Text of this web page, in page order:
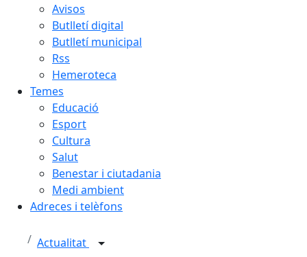
Avisos
Butlletí digital
Butlletí municipal
Rss
Hemeroteca
Temes
Educació
Esport
Cultura
Salut
Benestar i ciutadania
Medi ambient
Adreces i telèfons
Actualitat